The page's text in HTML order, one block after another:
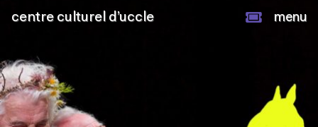
centre culturel d’uccle menu